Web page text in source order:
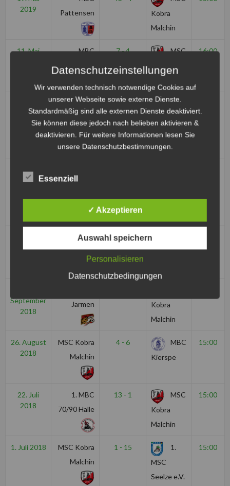
2019
Pattensen
Kobra
Malchin
11. Mai
MBC
Kierspe
7 - 4
MSC
Kobra
16:00
2019
MSC Kobra
Malchin
3 - 10
1.
MSC
Seelze e.V.
im ADAC
6. April
2019
Tornado
Kierspe
Malchin
September
MSC Kobra
Malchin
0 - 5
Pattensen
September
2018
Jarmen
Kobra
Malchin
26. August
2018
MSC Kobra
Malchin
4 - 6
MBC
Kierspe
15:00
22. Juli
2018
1. MBC
70/90 Halle
13 - 1
MSC
Kobra
Malchin
15:00
1. Juli 2018
MSC Kobra
Malchin
1 - 15
1.
MSC
Seelze e.V.
15:00
Datenschutzeinstellungen
Wir verwenden technisch notwendige Cookies auf
unserer Webseite sowie externe Dienste.
Standardmäßig sind alle externen Dienste deaktiviert.
Sie können diese jedoch nach belieben aktivieren &
deaktivieren. Für weitere Informationen lesen Sie
unsere Datenschutzbestimmungen.
Essenziell
✓ Akzeptieren
Auswahl speichern
Personalisieren
Datenschutzbedingungen